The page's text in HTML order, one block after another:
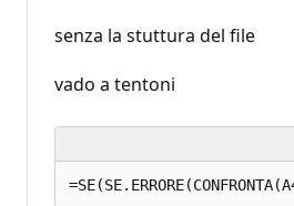
r
e
u
t
z
o
n
e
senza la stuttura del file
vado a tentoni